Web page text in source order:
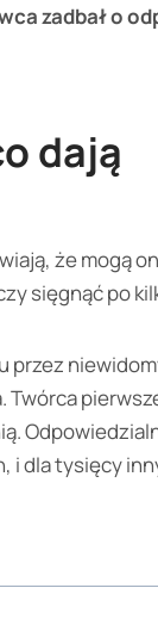
zadbał o
dają
że mogą
sięgnąć po
przez
Twórca
i dla tysięcy